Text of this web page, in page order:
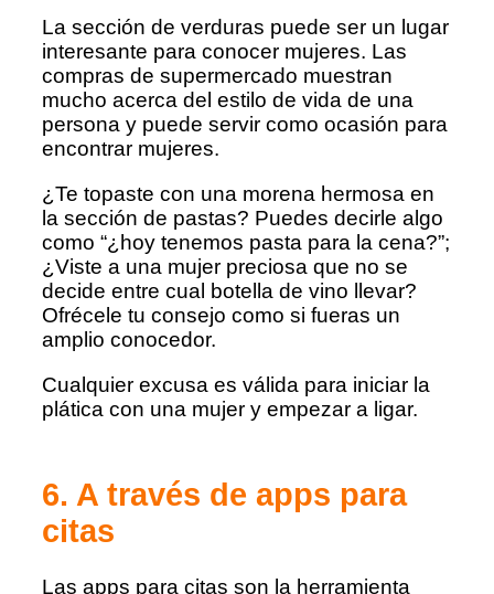
La sección de verduras puede ser un lugar
interesante para conocer mujeres. Las
compras de supermercado muestran
mucho acerca del estilo de vida de una
persona y puede servir como ocasión para
encontrar mujeres.
¿Te topaste con una morena hermosa en
la sección de pastas? Puedes decirle algo
como “¿hoy tenemos pasta para la cena?”;
¿Viste a una mujer preciosa que no se
decide entre cual botella de vino llevar?
Ofrécele tu consejo como si fueras un
amplio conocedor.
Cualquier excusa es válida para iniciar la
plática con una mujer y empezar a ligar.
6. A través de apps para
citas
Las apps para citas son la herramienta